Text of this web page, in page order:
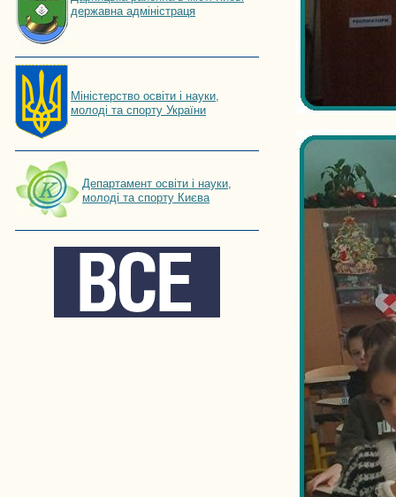
державна адміністраця
Мiнiстерство освiти і науки,
молоді та спорту України
Департамент освіти і науки,
молоді та спорту Києва